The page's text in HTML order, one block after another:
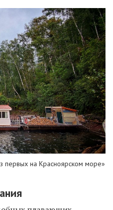
на Красноярском море»